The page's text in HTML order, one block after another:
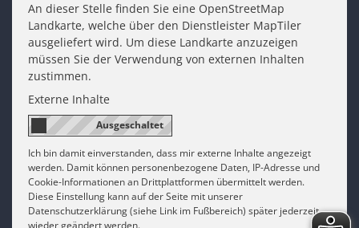
An dieser Stelle finden Sie eine OpenStreetMap
Landkarte, welche über den Dienstleister MapTiler
ausgeliefert wird. Um diese Landkarte anzuzeigen
müssen Sie der Verwendung von externen Inhalten
zustimmen.
Externe Inhalte
Ich bin damit einverstanden, dass mir externe Inhalte angezeigt
werden. Damit können personenbezogene Daten, IP-Adresse und
Cookie-Informationen an Drittplattformen übermittelt werden.
Diese Einstellung kann auf der Seite mit unserer
Datenschutzerklärung (siehe Link im Fußbereich) später jederzeit
wieder geändert werden.